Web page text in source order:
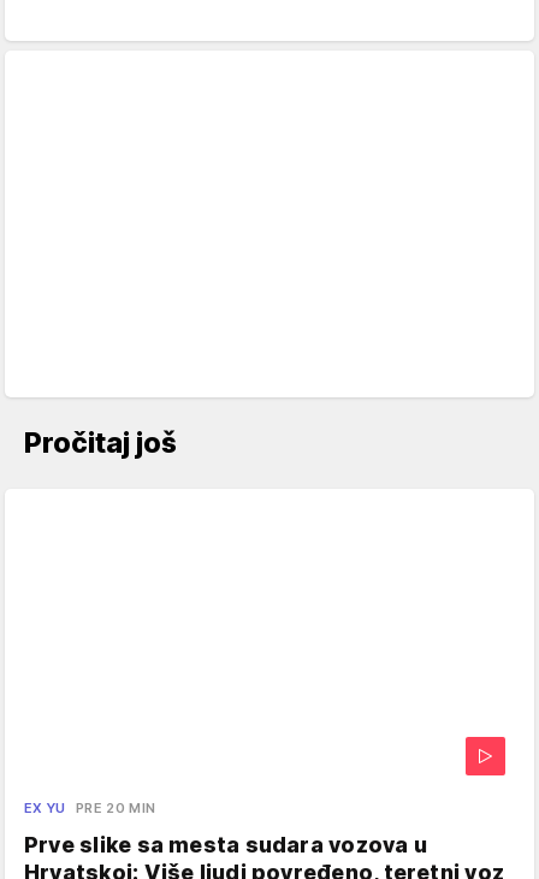
Pročitaj još
EX YU PRE 20 MIN
Prve slike sa mesta sudara vozova u
Hrvatskoj: Više ljudi povređeno, teretni voz